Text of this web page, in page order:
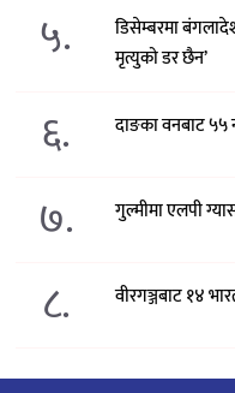
५.
डिसेम्बरमा
मृत्युको डर छैन’
६. दाङका वनबाट
७. गुल्मीमा एलपी
८. वीरगञ्जबाट १४